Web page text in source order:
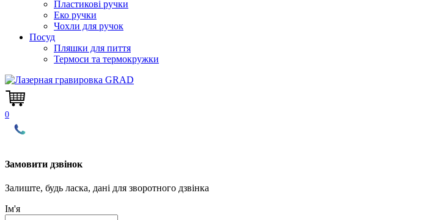
Пластикові ручки
Еко ручки
Чохли для ручок
Посуд
Пляшки для пиття
Термоси та термокружки
0
Замовити дзвінок
Залиште, будь ласка, дані для зворотного дзвінка
Ім'я